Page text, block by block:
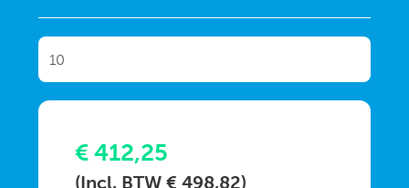
€ 412,25
(Incl. BTW € 498,82)